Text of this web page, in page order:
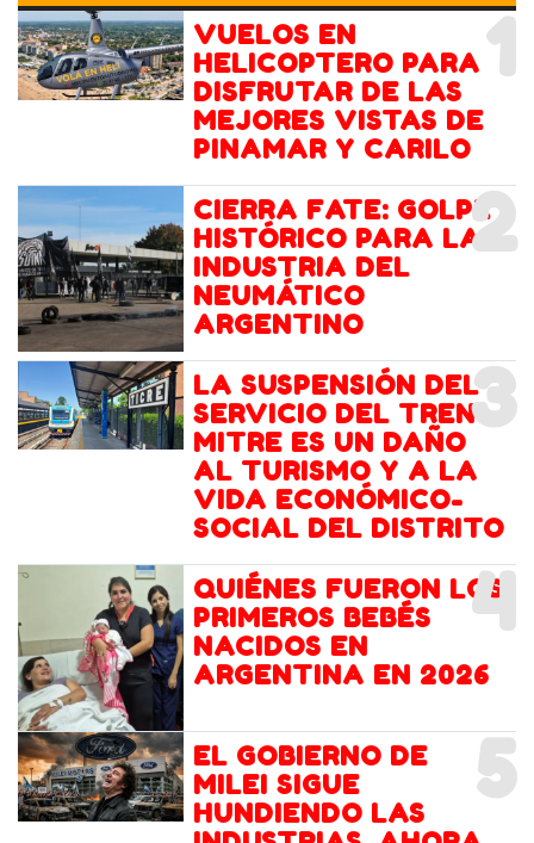
1
VUELOS EN
HELICOPTERO PARA
DISFRUTAR DE LAS
MEJORES VISTAS DE
PINAMAR Y CARILO
2
CIERRA FATE: GOLPE
HISTÓRICO PARA LA
INDUSTRIA DEL
NEUMÁTICO
ARGENTINO
3
LA SUSPENSIÓN DEL
SERVICIO DEL TREN
MITRE ES UN DAÑO
AL TURISMO Y A LA
VIDA ECONÓMICO-
SOCIAL DEL DISTRITO
4
QUIÉNES FUERON LOS
PRIMEROS BEBÉS
NACIDOS EN
ARGENTINA EN 2026
5
EL GOBIERNO DE
MILEI SIGUE
HUNDIENDO LAS